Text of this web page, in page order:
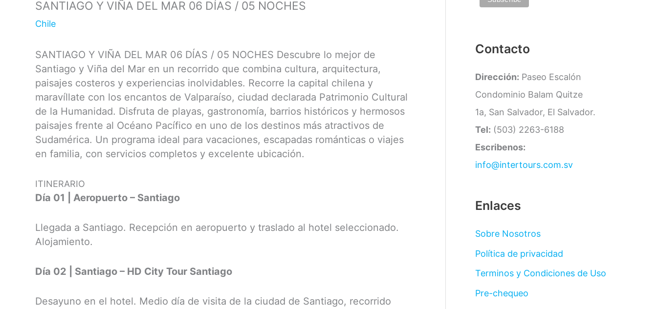
SANTIAGO Y VIÑA DEL MAR 06 DÍAS / 05 NOCHES
Chile
SANTIAGO Y VIÑA DEL MAR 06 DÍAS / 05 NOCHES Descubre lo mejor de
Santiago y Viña del Mar en un recorrido que combina cultura, arquitectura,
paisajes costeros y experiencias inolvidables. Recorre la capital chilena y
maravíllate con los encantos de Valparaíso, ciudad declarada Patrimonio Cultural
de la Humanidad. Disfruta de playas, gastronomía, barrios históricos y hermosos
paisajes frente al Océano Pacífico en uno de los destinos más atractivos de
Sudamérica. Un programa ideal para vacaciones, escapadas románticas o viajes
en familia, con servicios completos y excelente ubicación.
ITINERARIO
Día 01 | Aeropuerto – Santiago
Llegada a Santiago. Recepción en aeropuerto y traslado al hotel seleccionado.
Alojamiento.
Día 02 | Santiago – HD City Tour Santiago
Desayuno en el hotel. Medio día de visita de la ciudad de Santiago, recorrido
Contacto
Dirección: Paseo Escalón
Condominio Balam Quitze
1a, San Salvador, El Salvador.
Tel: (503) 2263-6188
Escribenos:
info@intertours.com.sv
Enlaces
Sobre Nosotros
Política de privacidad
Terminos y Condiciones de Uso
Pre-chequeo